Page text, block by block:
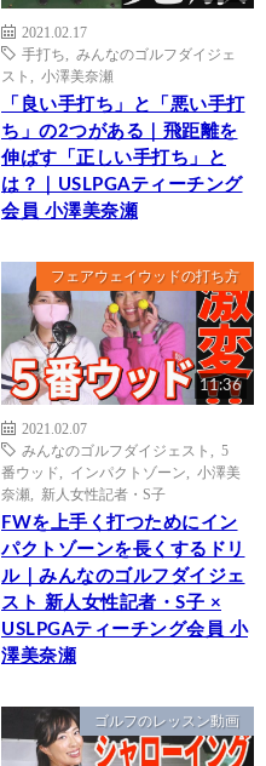
2021.02.17
手打ち
みんなのゴルフダイジェ
スト
小澤美奈瀬
「良い手打ち」と「悪い手打
ち」の2つがある｜飛距離を
伸ばす「正しい手打ち」と
は？｜USLPGAティーチング
会員 小澤美奈瀬
フェアウェイウッドの打ち方
11:36
2021.02.07
みんなのゴルフダイジェスト
5
番ウッド
インパクトゾーン
小澤美
奈瀬
新人女性記者・S子
FWを上手く打つためにイン
パクトゾーンを長くするドリ
ル｜みんなのゴルフダイジェ
スト 新人女性記者・S子 ×
USLPGAティーチング会員 小
澤美奈瀬
ゴルフのレッスン動画